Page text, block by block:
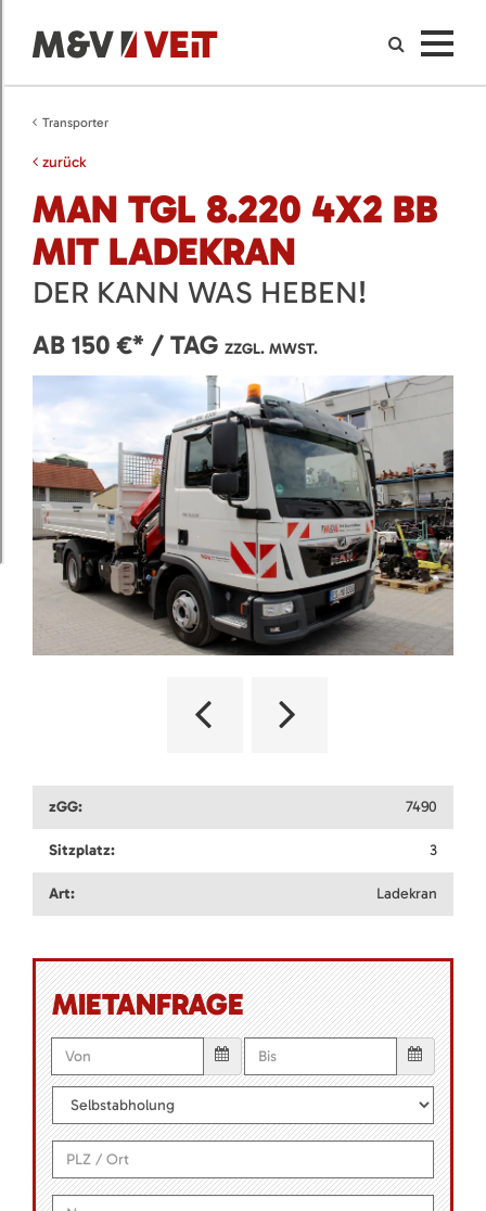
Transporter
zurück
MAN TGL 8.220 4X2 BB
MIT LADEKRAN
DER KANN WAS HEBEN!
AB 150 €* / TAG ZZGL. MWST.
zGG: 7490
Sitzplatz: 3
Art: Ladekran
MIETANFRAGE